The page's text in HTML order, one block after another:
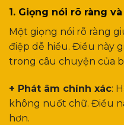
1. Giọng nói rõ ràng
Một giọng nói rõ ràng
điệp dễ hiểu. Điều này
trong câu chuyện của
+ Phát âm chính xác:
không nuốt chữ. Điều
hơn.